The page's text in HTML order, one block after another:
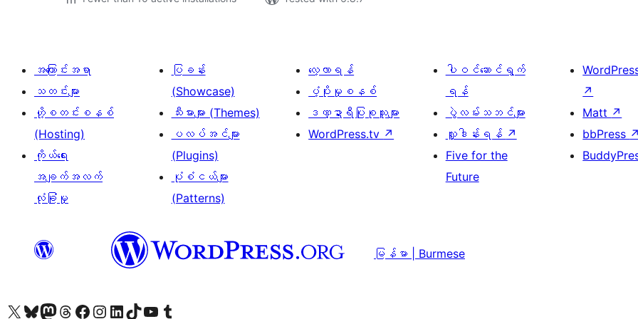
အကြောင်းအရာ
သတင်းများ
ဟို့စတင်းစနစ်
(Hosting)
ကိုယ်ရေး
အချက်အလက်
လုံခြုံမှု
ပြခန်း
(Showcase)
သီးမားများ (Themes)
ပလပ်အင်များ
(Plugins)
ပုံစံငယ်များ
(Patterns)
လေ့လာရန်
ပံ့ပိုးမှုစနစ်
ဒဏ္ဍာရီပြုစုသူများ
WordPress.tv ↗
ပါဝင်ဆောင်ရွက်
ရန်
ပွဲလမ်းသဘင်များ
လှူဒါန်းရန် ↗
Five for the
Future
↗
Matt ↗
bbPress ↗
မြန်မာ | Burmese
ကျွန်ုပ်တို့၏ X (ယခင် Twitter) အကောင့်သို့ သွားရောက်ကြည့်ရှုပါကျွန်ုပ်တို့၏ Bluesky အကောင့်သို့ ဝင်ရောက်ကြည့်ရှုရန်
ကျွန်ုပ်တို့၏ Mastodon အကောင့်သို့ သွားရောက်ကြည့်ရှုပါကျွန်ုပ်တို့၏ Threads အကောင့်သို့ ဝင်ရောက်ကြည့်ရှုရန်
ကျွန်ုပ်တို့၏ Facebook စာမျက်နှာသို့ သွားရောက်ကြည့်ရှုပါကျွန်ုပ်တို့၏ Instagram အကောင့်သို့ သွားရောက်ကြည့်ရှုပါ ကျွန်ုပ်တို့၏ LinkedIn အကောင့်သို့ သွားရောက်ကြည့်ရှုပါကျွန်ုပ်တို့၏ TikTok အကောင့်သို့ ဝင်ရောက်ကြည့်ရှုရန်
ကျွန်ုပ်တို့၏ YouTube ချန်နယ်သို့ သွားရောက်ကြည့်ရှုပါ ကျွန်ုပ်တို့၏ Tumblr အကောင့်သို့ ဝင်ရောက်ကြည့်ရှုရန်